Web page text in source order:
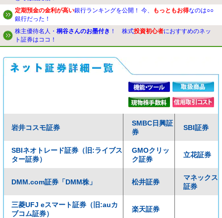
定期預金の金利が高い銀行ランキングを公開！ 今、 もっともお得なのは○○
銀行だった！
株主優待名人・ 桐谷さんのお墨付き ！ 株式投資初心者におすすめのネッ
ト証券はココ！
岩井コスモ証券
SMBC日興証
券
SBI証券
SBIネオトレード証券（旧:ライブス
ター証券）
GMOクリッ
ク証券
立花証券
DMM.com証券「DMM株」 松井証券
マネックス
証券
三菱UFJ eスマート証券（旧:auカ
ブコム証券）
楽天証券